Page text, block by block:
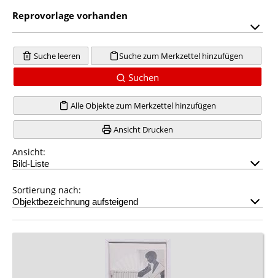
Reprovorlage vorhanden
Suche leeren Suche zum Merkzettel hinzufügen
Suchen
Alle Objekte zum Merkzettel hinzufügen
Ansicht Drucken
Ansicht:
Sortierung nach: